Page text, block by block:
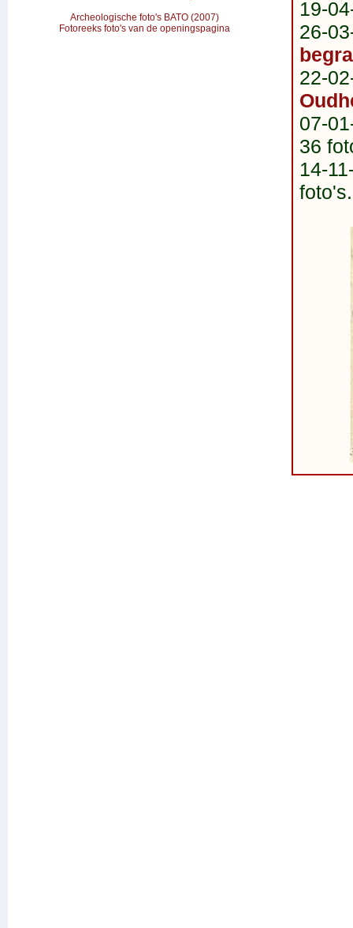
Archeologische foto's BATO (2007)
Fotoreeks foto's van de openingspagina
19-
26-
22-
07-
36
14-
foto's.